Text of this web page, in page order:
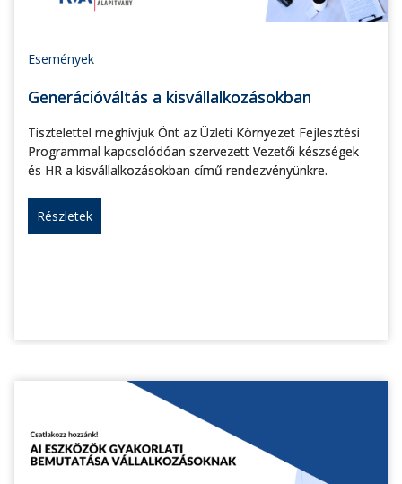
Események
Generációváltás a kisvállalkozásokban
Tisztelettel meghívjuk Önt az Üzleti Környezet Fejlesztési
Programmal kapcsolódóan szervezett Vezetői készségek
és HR a kisvállalkozásokban című rendezvényünkre.
Részletek